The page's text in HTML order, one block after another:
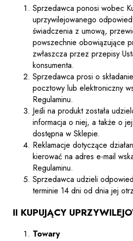
Sprzedawca ponosi wobec
uprzywilejowanego
świadczenia z umową,
powszechnie obowiązujące
zwłaszcza przez przepisy
konsumenta.
Sprzedawca prosi o
pocztowy lub elektroniczny
Regulaminu.
Jeśli na produkt została
informacja o niej, a także o
dostępna w Sklepie.
Reklamacje dotyczące
kierować na adres e-mail
Regulaminu.
Sprzedawca udzieli
terminie 14 dni od dnia jej
II KUPUJĄCY
Towary